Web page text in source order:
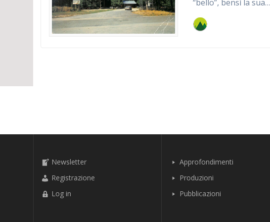
“bello”, bensì la sua…
Newsletter
Registrazione
Log in
Approfondimenti
Produzioni
Pubblicazioni